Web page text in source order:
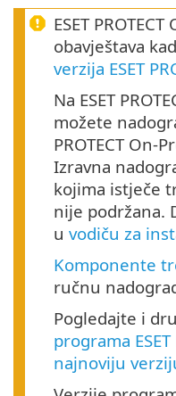
ESET
obavještava kad
verzija ESET
Na ESET
možete
PROTECT On-
Izravna
kojima istječe
nije podržana.
u vodiču za
Komponente
ručnu
Pogledajte i
programa
najnoviju